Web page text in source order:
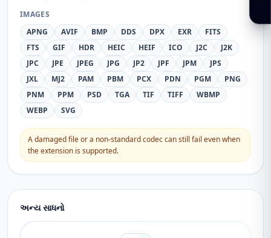
IMAGES
APNG
AVIF BMP DDS DPX EXR
FITS
FTS
GIF HDR HEIC HEIF ICO J2C
J2K
JPC
JPE JPEG JPG JP2 JPF JPM
JPS
JXL
MJ2 PAM PBM PCX PDN PGM
PNG
PNM
PPM PSD TGA TIF TIFF
WBMP
WEBP
SVG
A damaged file or a non-standard codec can still fail even when
the extension is supported.
અન્ય સાધનો